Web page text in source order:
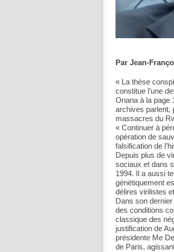
Par Jean-
« La thèse
constitue l’une
Onana à la page
archives parlent,
massacres du
« Continuer à
opération de
falsification de
Depuis plus de
sociaux et dans
1994. Il a aussi
génétiquement
délires virilistes
Dans son
des conditions
classique des
justification de
présidente Me
de Paris,